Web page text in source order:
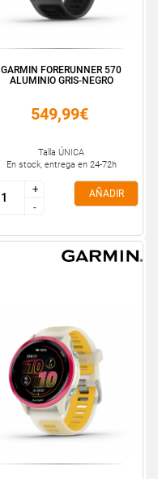
GARMIN FORERUNNER 570
ALUMINIO GRIS-NEGRO
549,99€
Talla ÚNICA
En stock, entrega en 24-72h
+
-
+
-
AÑADIR